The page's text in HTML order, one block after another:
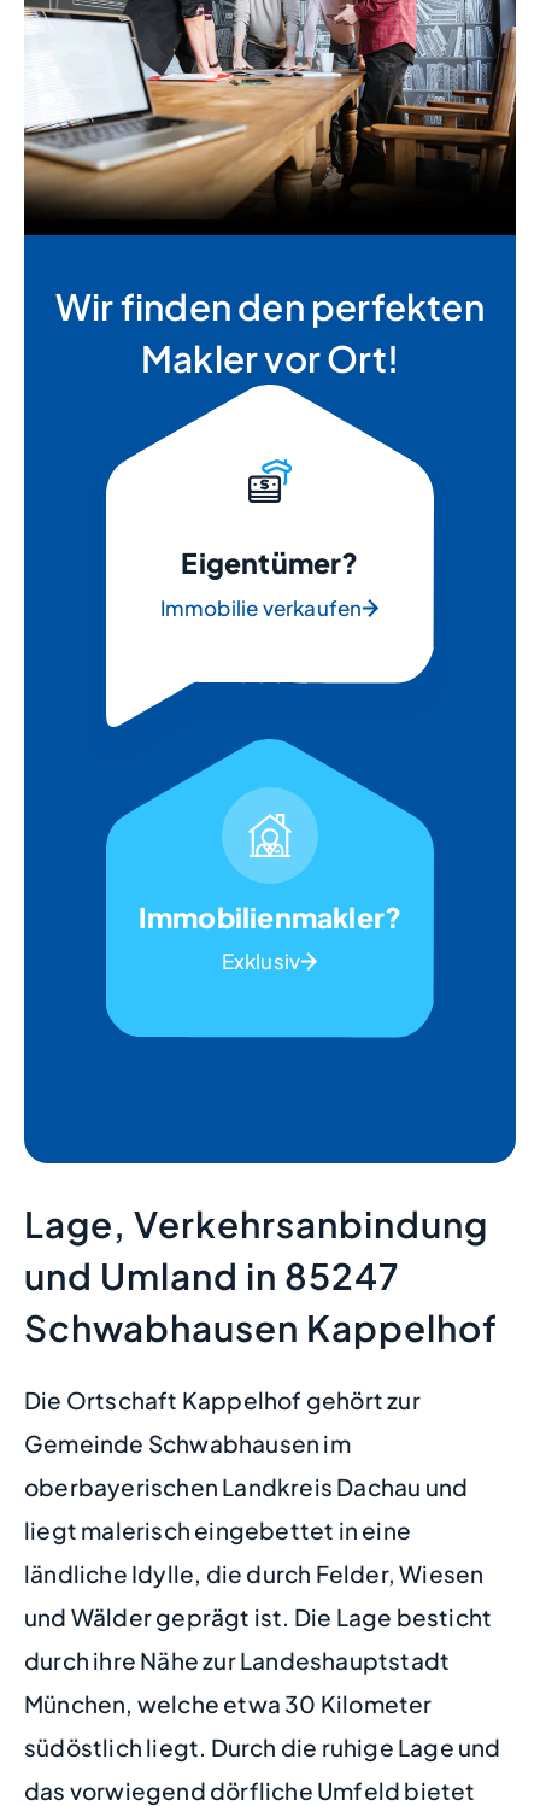
Wir finden den perfekten
Makler vor Ort!
Eigentümer?
Immobilie verkaufen
Immobilienmakler?
Exklusiv
Lage, Verkehrsanbindung
und Umland in 85247
Schwabhausen Kappelhof
Die Ortschaft Kappelhof gehört zur
Gemeinde Schwabhausen im
oberbayerischen Landkreis Dachau und
liegt malerisch eingebettet in eine
ländliche Idylle, die durch Felder, Wiesen
und Wälder geprägt ist. Die Lage besticht
durch ihre Nähe zur Landeshauptstadt
München, welche etwa 30 Kilometer
südöstlich liegt. Durch die ruhige Lage und
das vorwiegend dörfliche Umfeld bietet